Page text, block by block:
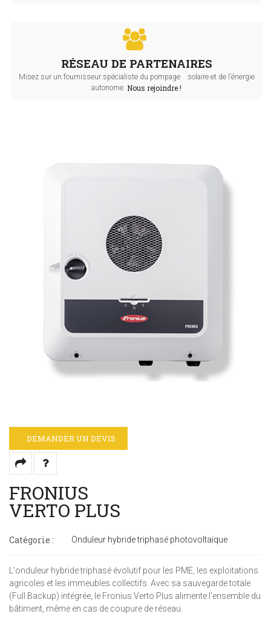
RÉSEAU DE PARTENAIRES
Misez sur un fournisseur spécialiste du pompage solaire et de l’énergie
autonome. Nous rejoindre !
DEMANDER UN DEVIS
FRONIUS
VERTO PLUS
Catégorie : Onduleur hybride triphasé photovoltaïque
L'onduleur hybride triphasé évolutif pour les PME, les exploitations
agricoles et les immeubles collectifs. Avec sa sauvegarde totale
(Full Backup) intégrée, le Fronius Verto Plus alimente l'ensemble du
bâtiment, même en cas de coupure de réseau.